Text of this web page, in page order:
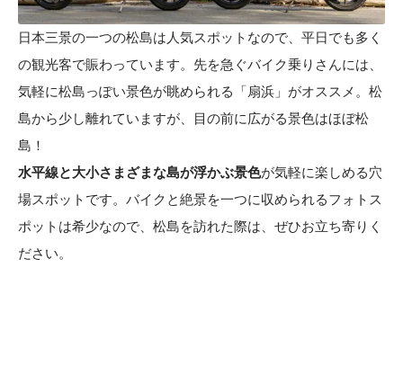
日本三景の一つの松島は人気スポットなので、平日でも多く
の観光客で賑わっています。先を急ぐバイク乗りさんには、
気軽に松島っぽい景色が眺められる「扇浜」がオススメ。松
島から少し離れていますが、目の前に広がる景色はほぼ松
島！
水平線と大小さまざまな島が浮かぶ景色が気軽に楽しめる穴
場スポットです。バイクと絶景を一つに収められるフォトス
ポットは希少なので、松島を訪れた際は、ぜひお立ち寄りく
ださい。